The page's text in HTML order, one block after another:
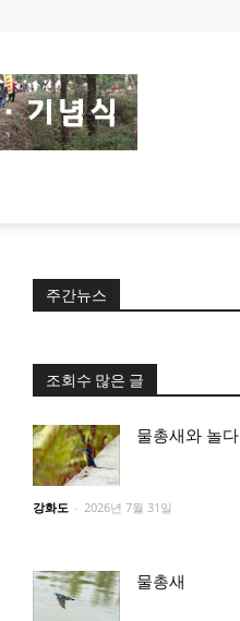
주간뉴스
조회수 많은 글
물총새와 놀다
강화도 - 2026년 7월 31일
물총새